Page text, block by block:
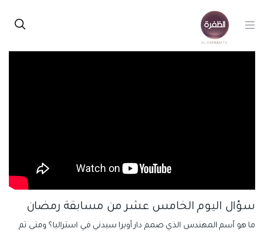
سؤال اليوم الخامس عشر من مسابقة رمضان
ما هو أسم المهندس الذي صمم دار أوبرا سيدني في استراليا؟ ومتى تم